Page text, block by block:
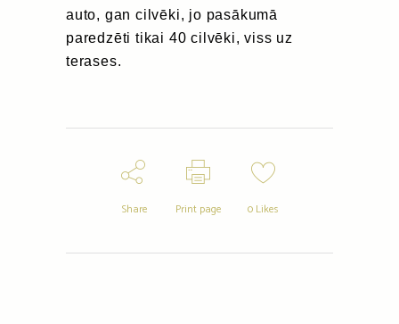
auto, gan cilvēki, jo pasākumā
paredzēti tikai 40 cilvēki, viss uz
terases.
Share Print page 0Likes